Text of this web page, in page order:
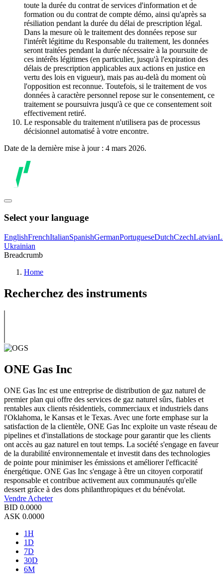
toute la durée du contrat de services d'information et de
formation ou du contrat de compte démo, ainsi qu'après sa
résiliation pendant la durée du délai de prescription légal.
Dans la mesure où le traitement des données repose sur
l'intérêt légitime du Responsable du traitement, les données
seront traitées pendant la durée nécessaire à la poursuite de
ces intérêts légitimes (en particulier, jusqu'à l'expiration des
délais de prescription applicables aux actions en justice en
vertu des lois en vigueur), mais pas au-delà du moment où
l'opposition est reconnue. Toutefois, si le traitement de vos
données à caractère personnel repose sur le consentement, ce
traitement se poursuivra jusqu'à ce que ce consentement soit
effectivement retiré.
Le responsable du traitement n'utilisera pas de processus
décisionnel automatisé à votre encontre.
Date de la dernière mise à jour : 4 mars 2026.
Select your language
EnglishFrenchItalianSpanishGermanPortugueseDutchCzechLatvian
Ukrainian
Breadcrumb
Home
Recherchez des instruments
ONE Gas Inc
ONE Gas Inc est une entreprise de distribution de gaz naturel de
premier plan qui offre des services de gaz naturel sûrs, fiables et
rentables aux clients résidentiels, commerciaux et industriels dans
l'Oklahoma, le Kansas et le Texas. Avec une forte emphase sur la
satisfaction de la clientèle, ONE Gas Inc exploite un vaste réseau de
pipelines et d'installations de stockage pour garantir que les clients
ont accès au gaz naturel en tout temps. La société s'engage en faveur
de la durabilité environnementale et investit dans des technologies
de pointe pour minimiser les émissions et améliorer l'efficacité
énergétique. ONE Gas Inc s'engage à être un citoyen corporatif
responsable et contribue activement aux communautés qu'elle
dessert grâce à des dons philanthropiques et du bénévolat.
Vendre Acheter
BID 0.0000
ASK 0.0000
1H
1D
7D
30D
6M